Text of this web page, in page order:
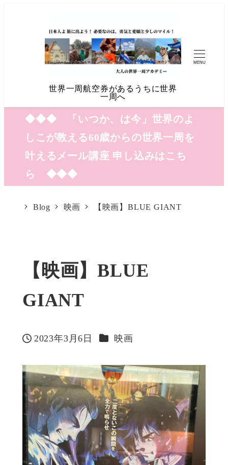
世界一周航空券があるうちに世界
一周へ
MENU
◆◆◆ 「いつか、は今」世界のよ
しこが教える60歳からの世界一周を
叶えるメール講座 申し込みはこち
ら ◆◆◆
Blog 映画 【映画】BLUE GIANT
【映画】BLUE
GIANT
投稿日
2023年3月6日 カテゴリー
映画